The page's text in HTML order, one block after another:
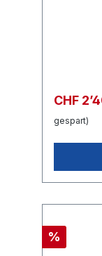
CHF
gespart)
%